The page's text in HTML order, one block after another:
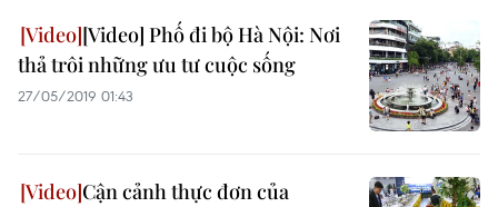
[Video] Phố đi bộ Hà Nội: Nơi
thả trôi những ưu tư cuộc sống
27/05/2019 01:43
Cận cảnh thực đơn của